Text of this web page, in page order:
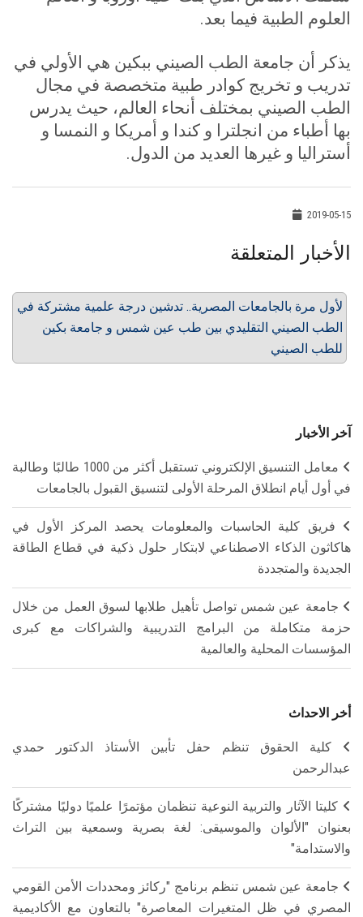
العلوم الطبية فيما بعد.
يذكر أن جامعة الطب الصيني ببكين هي الأولي في
تدريب و تخريج كوادر طبية متخصصة في مجال
الطب الصيني بمختلف أنحاء العالم، حيث يدرس
بها أطباء من انجلترا و كندا و أمريكا و النمسا و
أستراليا و غيرها العديد من الدول.
2019-05-15
الأخبار المتعلقة
لأول مرة بالجامعات المصرية.. تدشين درجة علمية مشتركة في
الطب الصيني التقليدي بين طب عين شمس و جامعة بكين
للطب الصيني
آخر الأخبار
معامل التنسيق الإلكتروني تستقبل أكثر من 1000 طالبًا وطالبة
في أول أيام انطلاق المرحلة الأولى لتنسيق القبول بالجامعات
فريق كلية الحاسبات والمعلومات يحصد المركز الأول في
هاكاثون الذكاء الاصطناعي لابتكار حلول ذكية في قطاع الطاقة
الجديدة والمتجددة
جامعة عين شمس تواصل تأهيل طلابها لسوق العمل من خلال
حزمة متكاملة من البرامج التدريبية والشراكات مع كبرى
المؤسسات المحلية والعالمية
أخر الاحداث
كلية الحقوق تنظم حفل تأبين الأستاذ الدكتور حمدي
عبدالرحمن
كليتا الآثار والتربية النوعية تنظمان مؤتمرًا علميًا دوليًا مشتركًا
بعنوان "الألوان والموسيقى: لغة بصرية وسمعية بين التراث
والاستدامة"
جامعة عين شمس تنظم برنامج "ركائز ومحددات الأمن القومي
المصري في ظل المتغيرات المعاصرة" بالتعاون مع الأكاديمية